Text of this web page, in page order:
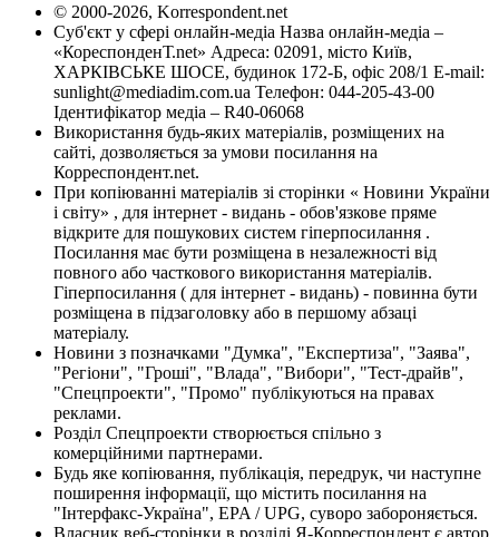
© 2000-2026, Korrespondent.net
Суб'єкт у сфері онлайн-медіа Назва онлайн-медіа –
«КореспонденТ.net» Адреса: 02091, місто Київ,
ХАРКІВСЬКЕ ШОСЕ, будинок 172-Б, офіс 208/1 E-mail:
sunlight@mediadim.com.ua Телефон: 044-205-43-00
Ідентифікатор медіа – R40-06068
Використання будь-яких матеріалів, розміщених на
сайті, дозволяється за умови посилання на
Корреспондент.net.
При копіюванні матеріалів зі сторінки « Новини України
і світу» , для інтернет - видань - обов'язкове пряме
відкрите для пошукових систем гіперпосилання .
Посилання має бути розміщена в незалежності від
повного або часткового використання матеріалів.
Гіперпосилання ( для інтернет - видань) - повинна бути
розміщена в підзаголовку або в першому абзаці
матеріалу.
Новини з позначками "Думка", "Експертиза", "Заява",
"Регіони", "Гроші", "Влада", "Вибори", "Тест-драйв",
"Спецпроекти", "Промо" публікуються на правах
реклами.
Розділ Спецпроекти створюється спільно з
комерційними партнерами.
Будь яке копіювання, публікація, передрук, чи наступне
поширення інформації, що містить посилання на
"Інтерфакс-Україна", EPA / UPG, суворо забороняється.
Власник веб-сторінки в розділі Я-Корреспондент є автор